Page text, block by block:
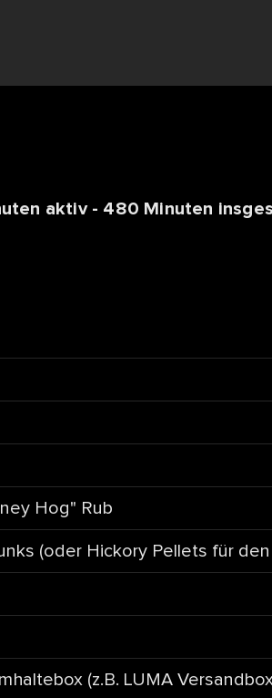
aktiv - 480 Minuten
Hog" Rub
(oder Hickory Pellets für
(z.B. LUMA